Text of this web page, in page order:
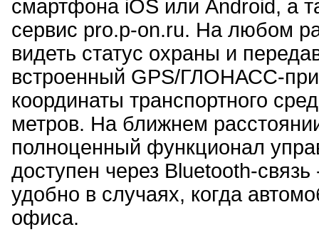
смартфона iOS или Android, а
сервис pro.p-on.ru. На любом
видеть статус охраны и
встроенный GPS/ГЛОНАСС-
координаты транспортного
метров. На ближнем
полноценный функционал
доступен через Bluetooth-
удобно в случаях, когда
офиса.